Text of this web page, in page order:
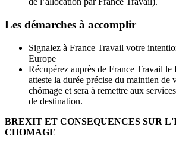
Les démarches à accomplir
Signalez à France Travail votre
Europe
Récupérez auprès de France Travail
atteste la durée précise du maintien de
chômage et sera à remettre aux
de destination.
BREXIT ET CONSEQUENCES SUR
CHOMAGE